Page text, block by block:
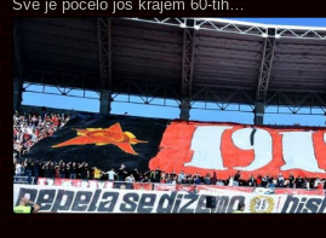
Sve je počelo jos krajem 60-tih…